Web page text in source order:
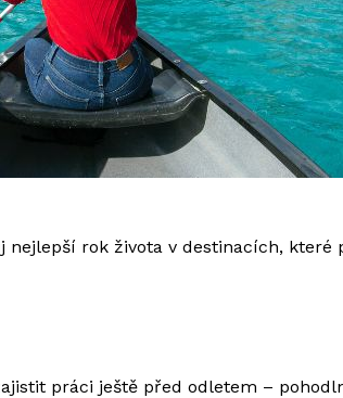
nejlepší rok života v destinacích,
práci ještě před odletem –